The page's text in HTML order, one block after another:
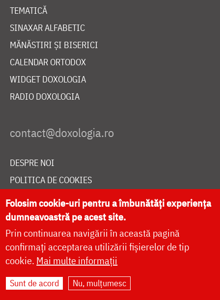
TEMATICĂ
SINAXAR ALFABETIC
MĂNĂSTIRI ȘI BISERICI
CALENDAR ORTODOX
WIDGET DOXOLOGIA
RADIO DOXOLOGIA
DESPRE NOI
POLITICA DE COOKIES
DONEAZĂ ONLINE PENTRU CATEDRALA NAȚIONALĂ
LIVE
Site dezvoltat deDOXOLOGIA MEDIA
Arhiepiscopia Iașilor | ©
Folosim cookie-uri pentru a îmbunătăți experiența
dumneavoastră pe acest site.
Prin continuarea navigării în această pagină
confirmați acceptarea utilizării fișierelor de tip
cookie. Mai multe informații
Sunt de acord Nu, mulțumesc